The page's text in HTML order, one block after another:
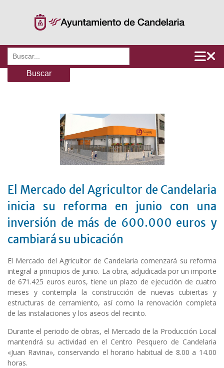
Buscar:
El Mercado del Agricultor de Candelaria
inicia su reforma en junio con una
inversión de más de 600.000 euros y
cambiará su ubicación
El Mercado del Agricultor de Candelaria comenzará su reforma
integral a principios de junio. La obra, adjudicada por un importe
de 671.425 euros euros, tiene un plazo de ejecución de cuatro
meses y contempla la construcción de nuevas cubiertas y
estructuras de cerramiento, así como la renovación completa
de las instalaciones y los aseos del recinto.
Durante el periodo de obras, el Mercado de la Producción Local
mantendrá su actividad en el Centro Pesquero de Candelaria
«Juan Ravina», conservando el horario habitual de 8.00 a 14.00
horas.